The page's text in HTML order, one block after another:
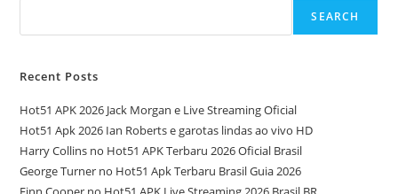
SEARCH
Recent Posts
Hot51 APK 2026 Jack Morgan e Live Streaming Oficial
Hot51 Apk 2026 Ian Roberts e garotas lindas ao vivo HD
Harry Collins no Hot51 APK Terbaru 2026 Oficial Brasil
George Turner no Hot51 Apk Terbaru Brasil Guia 2026